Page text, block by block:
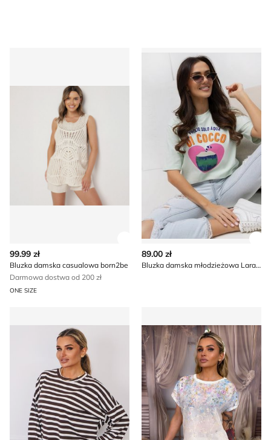
99.99 zł
Bluzka damska casualowa born2be
Darmowa dostwa od 200 zł
ONE SIZE
Bluzka damska
89.00 zł
Bluzka damska młodzieżowa Lara Fashion